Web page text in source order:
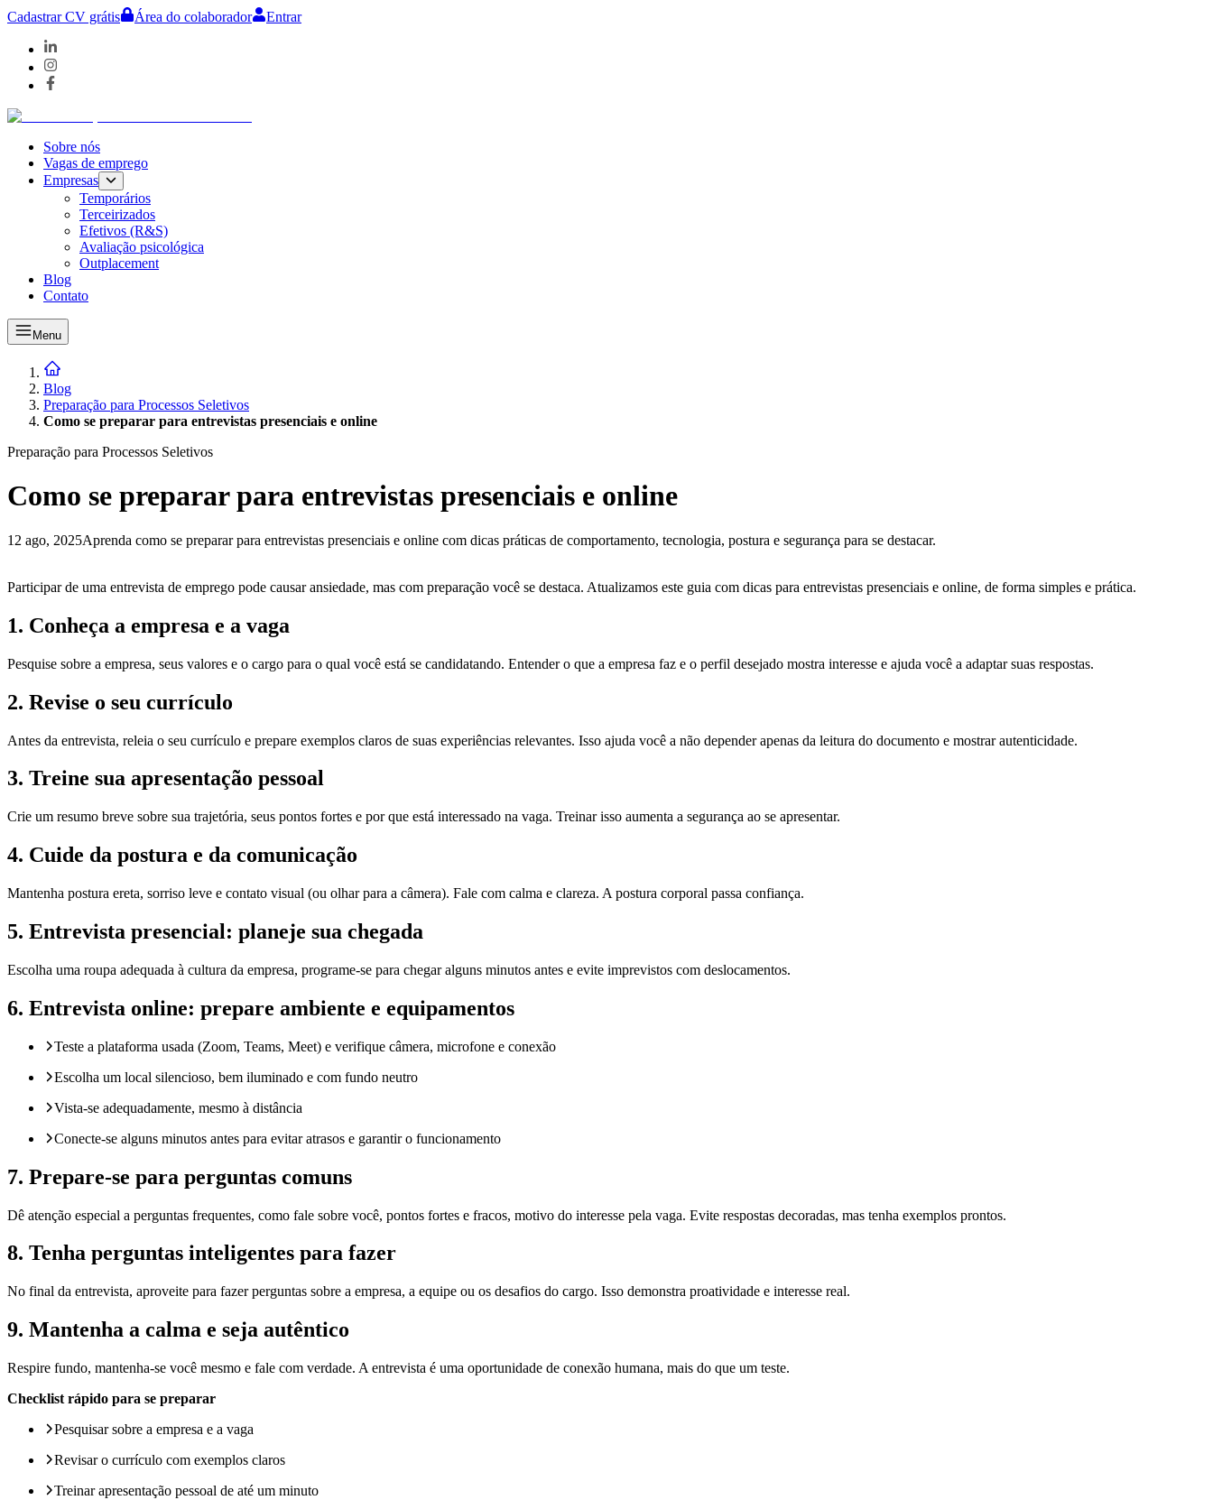
Cadastrar CV grátis Área do colaborador Entrar
Sobre nós
Vagas de emprego
Empresas
Temporários
Terceirizados
Efetivos (R&S)
Avaliação psicológica
Outplacement
Blog
Contato
Menu
Blog
Preparação para Processos Seletivos
Como se preparar para entrevistas presenciais e online
Preparação para Processos Seletivos
Como se preparar para entrevistas presenciais e online
12 ago, 2025Aprenda como se preparar para entrevistas presenciais e online com dicas práticas de comportamento, tecnologia, postura e segurança para se destacar.
Participar de uma entrevista de emprego pode causar ansiedade, mas com preparação você se destaca. Atualizamos este guia com dicas para entrevistas presenciais e online, de forma simples e prática.
1. Conheça a empresa e a vaga
Pesquise sobre a empresa, seus valores e o cargo para o qual você está se candidatando. Entender o que a empresa faz e o perfil desejado mostra interesse e ajuda você a adaptar suas respostas.
2. Revise o seu currículo
Antes da entrevista, releia o seu currículo e prepare exemplos claros de suas experiências relevantes. Isso ajuda você a não depender apenas da leitura do documento e mostrar autenticidade.
3. Treine sua apresentação pessoal
Crie um resumo breve sobre sua trajetória, seus pontos fortes e por que está interessado na vaga. Treinar isso aumenta a segurança ao se apresentar.
4. Cuide da postura e da comunicação
Mantenha postura ereta, sorriso leve e contato visual (ou olhar para a câmera). Fale com calma e clareza. A postura corporal passa confiança.
5. Entrevista presencial: planeje sua chegada
Escolha uma roupa adequada à cultura da empresa, programe-se para chegar alguns minutos antes e evite imprevistos com deslocamentos.
6. Entrevista online: prepare ambiente e equipamentos
Teste a plataforma usada (Zoom, Teams, Meet) e verifique câmera, microfone e conexão
Escolha um local silencioso, bem iluminado e com fundo neutro
Vista-se adequadamente, mesmo à distância
Conecte-se alguns minutos antes para evitar atrasos e garantir o funcionamento
7. Prepare-se para perguntas comuns
Dê atenção especial a perguntas frequentes, como fale sobre você, pontos fortes e fracos, motivo do interesse pela vaga. Evite respostas decoradas, mas tenha exemplos prontos.
8. Tenha perguntas inteligentes para fazer
No final da entrevista, aproveite para fazer perguntas sobre a empresa, a equipe ou os desafios do cargo. Isso demonstra proatividade e interesse real.
9. Mantenha a calma e seja autêntico
Respire fundo, mantenha-se você mesmo e fale com verdade. A entrevista é uma oportunidade de conexão humana, mais do que um teste.
Checklist rápido para se preparar
Pesquisar sobre a empresa e a vaga
Revisar o currículo com exemplos claros
Treinar apresentação pessoal de até um minuto